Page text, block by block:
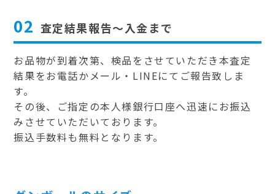
02 査定結果報告～入金まで
お品物が到着次第、検品をさせていただき本査定
結果をお電話かメール・LINEにてご報告致しま
す。
その後、ご指定の本人様銀行口座へ迅速にお振込
みさせていただいております。
振込手数料も無料となります。